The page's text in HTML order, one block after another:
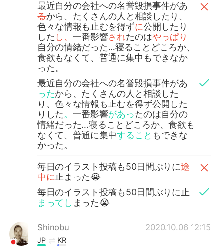
最近自分の会社への名誉毀損事件があ
るから、たくさんの人と相談したり、
色々な情報も止むを得ずに公開したり
したし、一番影響されたのはやっぱり
自分の情緒だった…寝ることどころか、
食欲もなくて、普通に集中もできなか
った。
最近自分の会社への名誉毀損事件があ
ったから、たくさんの人と相談した
り、色々な情報も止むを得ず公開した
りした。一番影響があったのは自分の
情緒だった…寝ることどころか、食欲も
なくて、普通に集中すること もできな
かった。
毎日のイラスト投稿も50日間ぶりに途
中に止まった😭
毎日のイラスト投稿も50日間ぶりに止
まってし まった😭
Shinobu 2020.10.06 12:15
JP KR